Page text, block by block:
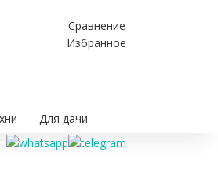
Сравнение
Избранное
Для дачи